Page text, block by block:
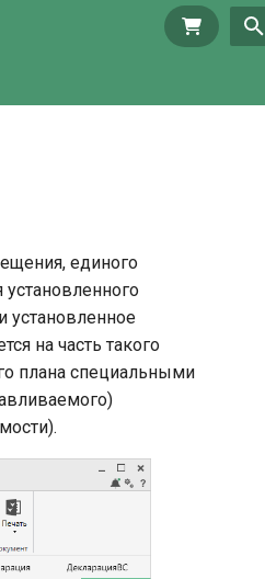
Купить
единого
установленное
на часть такого
плана специальными